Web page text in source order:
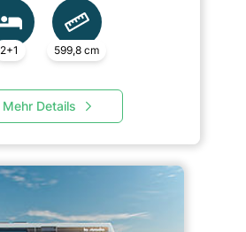
2+1 599,8 cm
Mehr Details